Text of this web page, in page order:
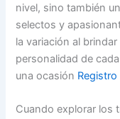
nivel, sino también
selectos y
la variación al
personalidad de
una ocasión
Cuando explorar los